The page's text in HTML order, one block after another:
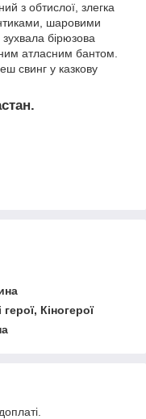
з обтислої, злегка
шаровими
бірюзова
атласним бантом.
свинг у казкову
герої, Кіногерої